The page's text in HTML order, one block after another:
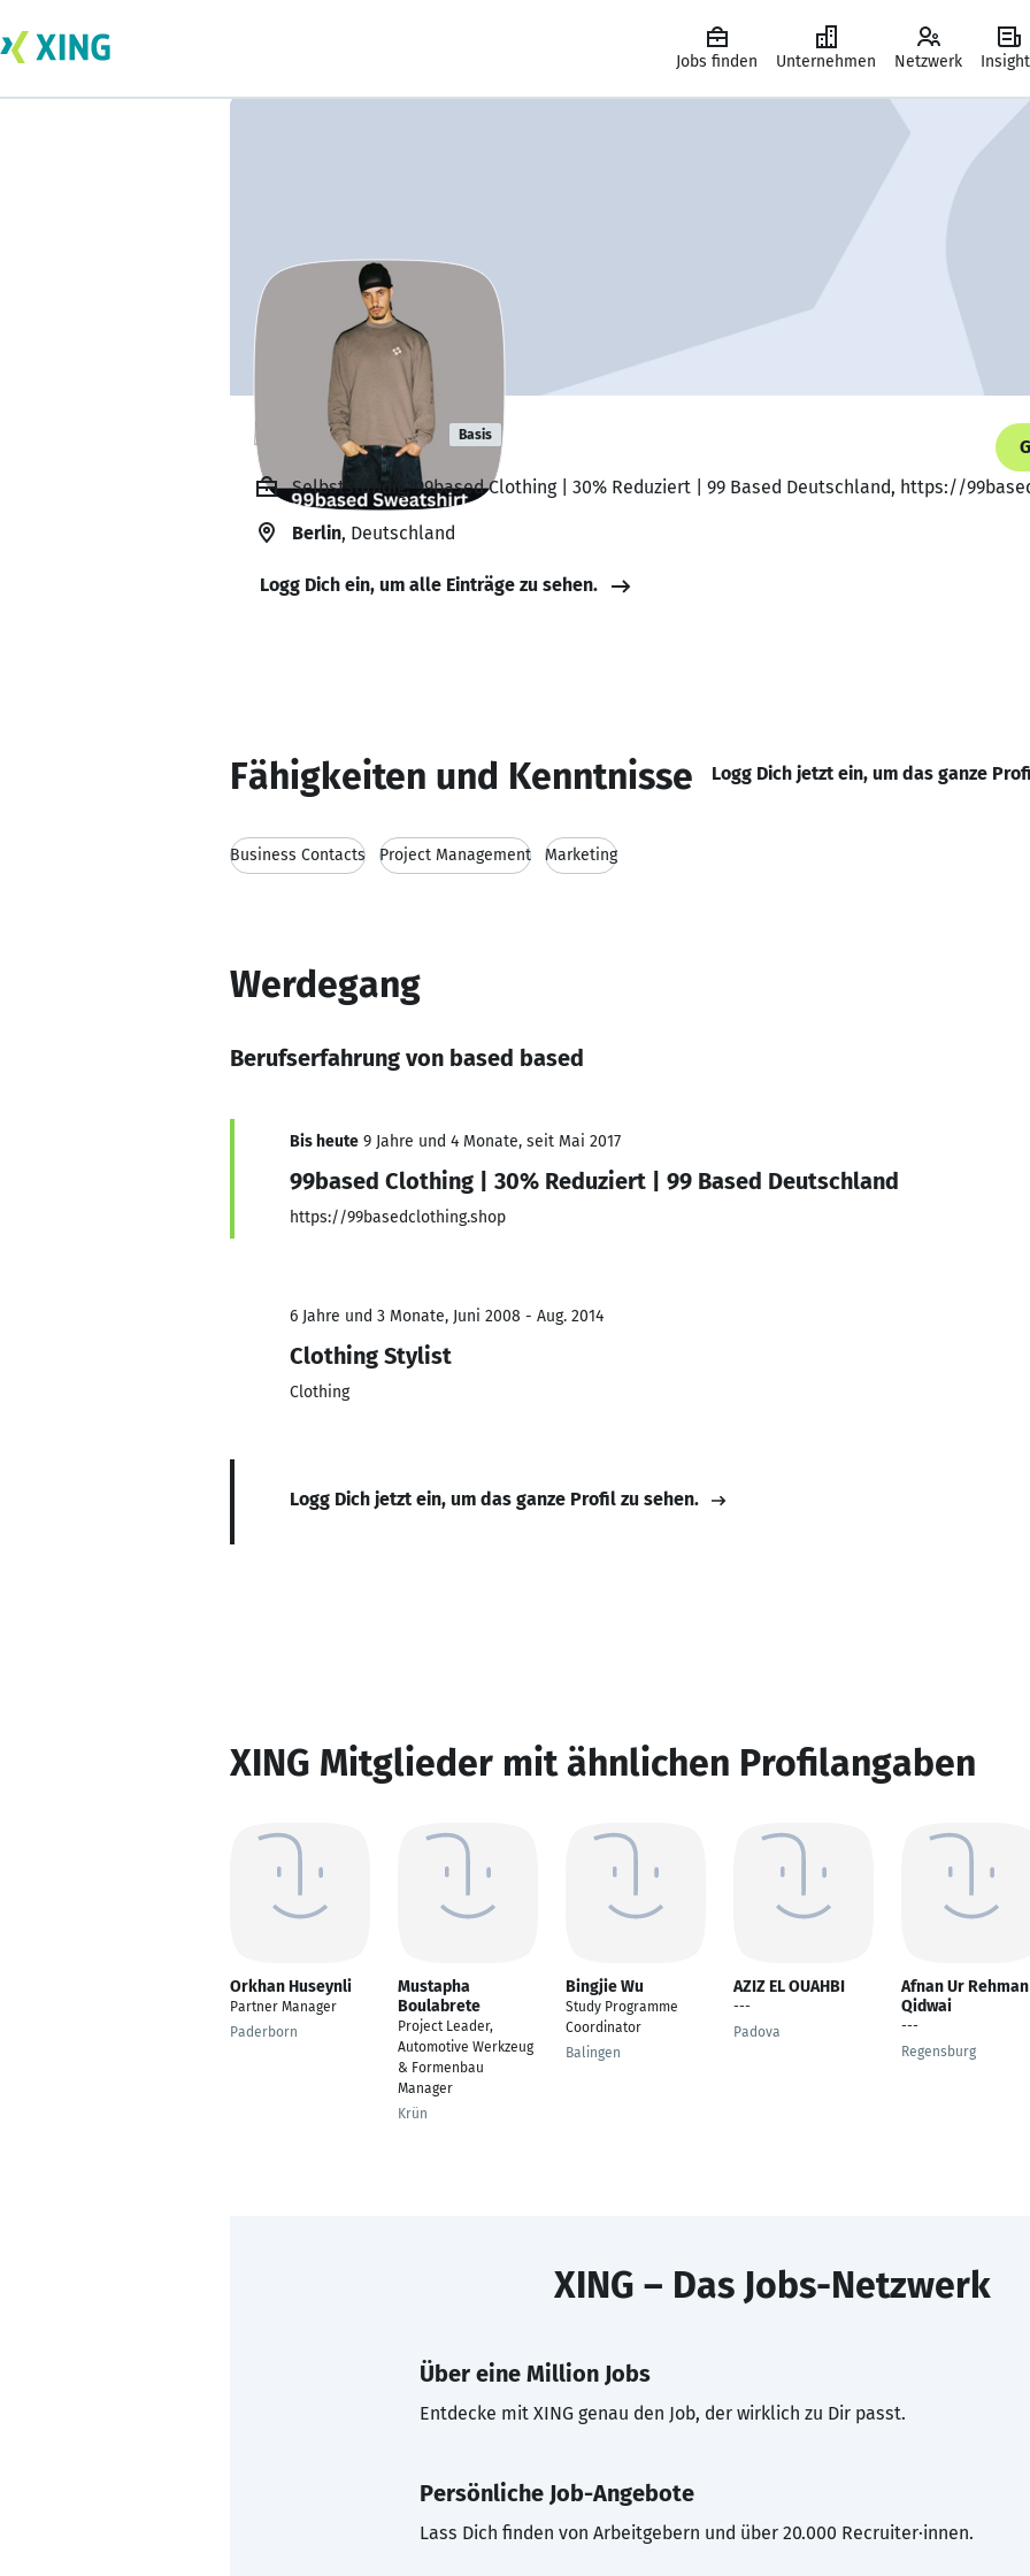
Jobs finden Unternehmen Netzwerk
based based Basis
Selbstständig, 99based Clothing | 30% Reduziert | 99 Based Deutschland, https://
Berlin, Deutschland
Logg Dich ein, um alle Einträge zu sehen.
Fähigkeiten und Kenntnisse Logg Dich jetzt ein, um das ganze
Business Contacts Project Management Marketing
Werdegang
Berufserfahrung von based based
Bis heute 9 Jahre und 4 Monate, seit Mai 2017
99based Clothing | 30% Reduziert | 99 Based Deutschland
https://99basedclothing.shop
6 Jahre und 3 Monate, Juni 2008 - Aug. 2014
Clothing Stylist
Clothing
Logg Dich jetzt ein, um das ganze Profil zu sehen.
XING Mitglieder mit ähnlichen Profilangaben
Orkhan Huseynli
Partner Manager
Paderborn
Mustapha
Boulabrete
Project Leader,
Automotive Werkzeug
& Formenbau
Manager
Krün
Bingjie Wu
Study Programme
Coordinator
Balingen
AZIZ EL OUAHBI
---
Padova
Afnan Ur Rehman
Qidwai
---
Regensburg
XING – Das Jobs-Netzwerk
Über eine Million Jobs
Entdecke mit XING genau den Job, der wirklich zu Dir passt.
Persönliche Job-Angebote
Lass Dich finden von Arbeitgebern und über 20.000 Recruiter·innen.